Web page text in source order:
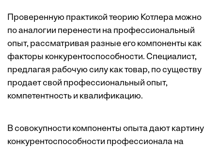
Проверенную практикой теорию Котлера можно
по аналогии перенести на профессиональный
опыт, рассматривая разные его компоненты как
факторы конкурентоспособности. Специалист,
предлагая рабочую силу как товар, по существу
продает свой профессиональный опыт,
компетентность и квалификацию.
В совокупности компоненты опыта дают картину
конкурентоспособности профессионала на